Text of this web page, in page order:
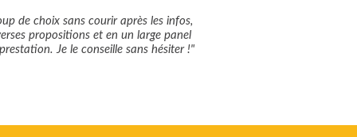
de choix sans courir après les infos,
propositions et en un large panel
Je le conseille sans hésiter !"